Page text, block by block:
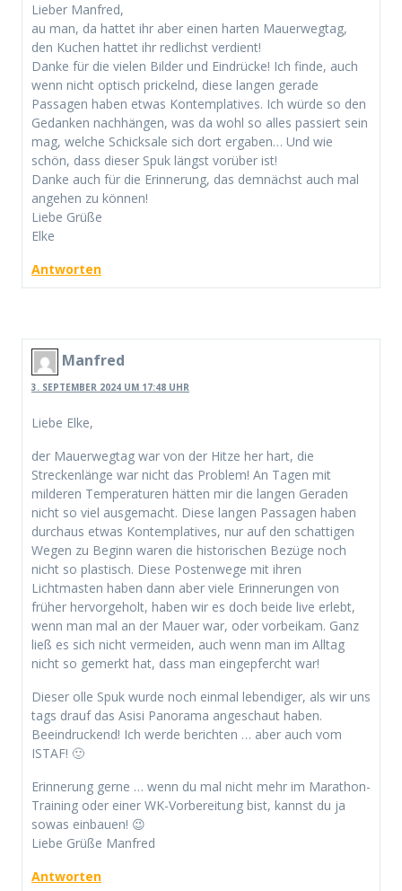
Lieber Manfred,
au man, da hattet ihr aber einen harten Mauerwegtag,
den Kuchen hattet ihr redlichst verdient!
Danke für die vielen Bilder und Eindrücke! Ich finde, auch
wenn nicht optisch prickelnd, diese langen gerade
Passagen haben etwas Kontemplatives. Ich würde so den
Gedanken nachhängen, was da wohl so alles passiert sein
mag, welche Schicksale sich dort ergaben… Und wie
schön, dass dieser Spuk längst vorüber ist!
Danke auch für die Erinnerung, das demnächst auch mal
angehen zu können!
Liebe Grüße
Elke
Antworten
Manfred
3. SEPTEMBER 2024 UM 17:48 UHR
Liebe Elke,
der Mauerwegtag war von der Hitze her hart, die
Streckenlänge war nicht das Problem! An Tagen mit
milderen Temperaturen hätten mir die langen Geraden
nicht so viel ausgemacht. Diese langen Passagen haben
durchaus etwas Kontemplatives, nur auf den schattigen
Wegen zu Beginn waren die historischen Bezüge noch
nicht so plastisch. Diese Postenwege mit ihren
Lichtmasten haben dann aber viele Erinnerungen von
früher hervorgeholt, haben wir es doch beide live erlebt,
wenn man mal an der Mauer war, oder vorbeikam. Ganz
ließ es sich nicht vermeiden, auch wenn man im Alltag
nicht so gemerkt hat, dass man eingepfercht war!
Dieser olle Spuk wurde noch einmal lebendiger, als wir uns
tags drauf das Asisi Panorama angeschaut haben.
Beeindruckend! Ich werde berichten … aber auch vom
ISTAF! 🙂
Erinnerung gerne … wenn du mal nicht mehr im Marathon-
Training oder einer WK-Vorbereitung bist, kannst du ja
sowas einbauen! 😉
Liebe Grüße Manfred
Antworten